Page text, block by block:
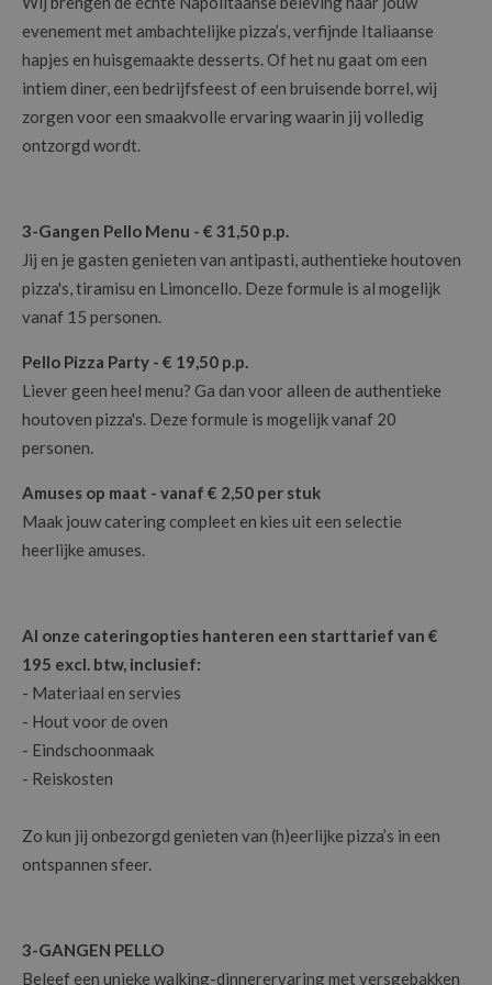
evenement met ambachtelijke pizza’s, verfijnde Italiaanse
hapjes en huisgemaakte desserts. Of het nu gaat om een
intiem diner, een bedrijfsfeest of een bruisende borrel, wij
zorgen voor een smaakvolle ervaring waarin jij volledig
ontzorgd wordt.
3-Gangen Pello Menu - € 31,50 p.p.
Jij en je gasten genieten van antipasti, authentieke houtoven
pizza's, tiramisu en Limoncello. Deze formule is al mogelijk
vanaf 15 personen.
Pello Pizza Party - € 19,50 p.p.
Liever geen heel menu? Ga dan voor alleen de authentieke
houtoven pizza's. Deze formule is mogelijk vanaf 20
personen.
Amuses op maat - vanaf € 2,50 per stuk
Maak jouw catering compleet en kies uit een selectie
heerlijke amuses.
Al onze cateringopties hanteren een starttarief van €
195 excl. btw, inclusief:
- Materiaal en servies
- Hout voor de oven
- Eindschoonmaak
- Reiskosten
Zo kun jij onbezorgd genieten van (h)eerlijke pizza’s in een
ontspannen sfeer.
3-GANGEN PELLO
Beleef een unieke walking-dinnerervaring met versgebakken